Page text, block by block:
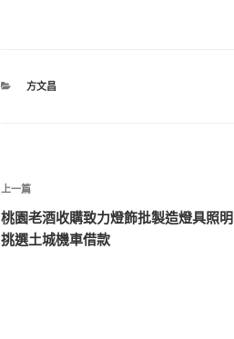
分
方文昌
文
章
導
上
一
篇
上一篇
桃園老酒收購致力燈飾批製造燈具照明
挑選土城機車借款